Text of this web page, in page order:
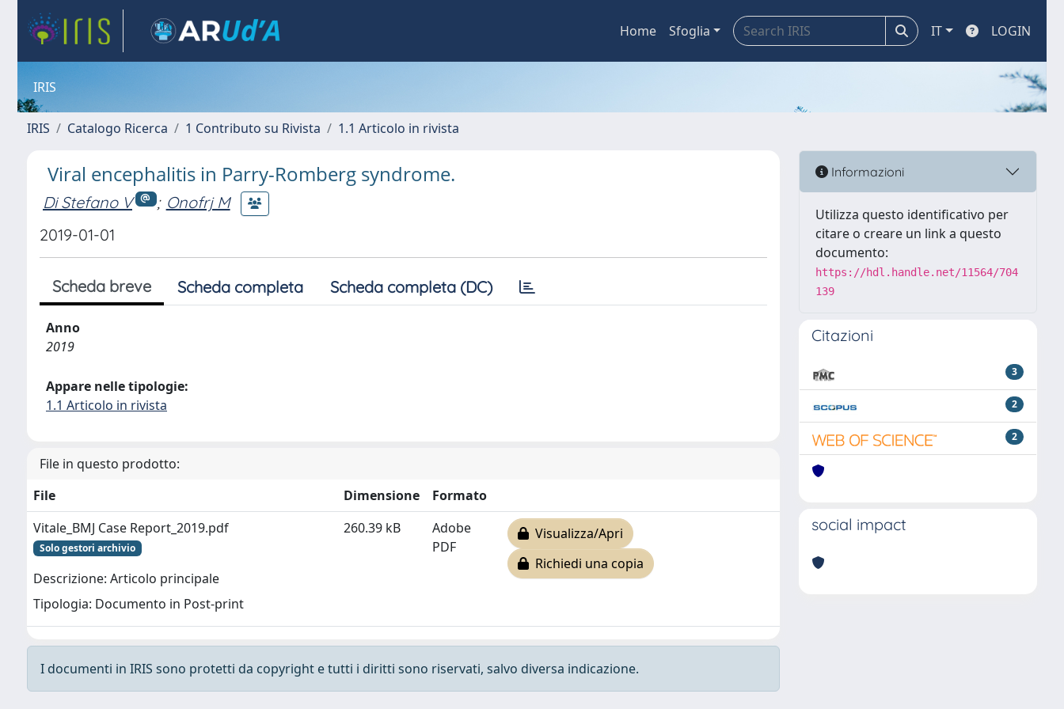
Home Sfoglia IT LOGIN
IRIS
IRIS Catalogo Ricerca 1 Contributo su Rivista 1.1 Articolo in rivista
Viral encephalitis in Parry-Romberg syndrome.
Di Stefano V ; Onofrj M
2019-01-01
Scheda breve Scheda completa Scheda completa (DC)
Anno
2019
Appare nelle tipologie:
1.1 Articolo in rivista
File in questo prodotto:
File
Dimensione
Formato
Vitale_BMJ Case Report_2019.pdf
Solo gestori archivio
Descrizione: Articolo principale
Tipologia: Documento in Post-print
260.39 kB
Adobe
PDF
Visualizza/Apri
Richiedi una copia
I documenti in IRIS sono protetti da copyright e tutti i diritti sono riservati, salvo diversa indicazione.
Informazioni
Utilizza questo identificativo per
citare o creare un link a questo
documento:
https://hdl.handle.net/11564/704
139
Citazioni
3
2
2
social impact